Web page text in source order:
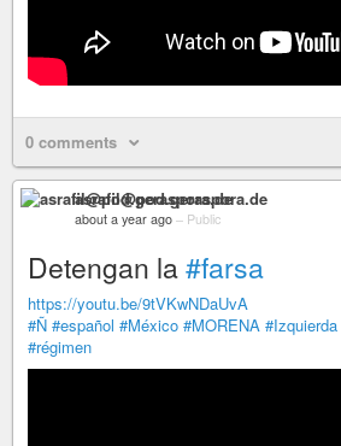
0 comments
asrafil@pod.geraspora.de
about a year ago – Public
Detengan la#farsa
https://youtu.be/9tVKwNDaUvA
#Ñ #español #México #MORENA #Izquierda
#régimen